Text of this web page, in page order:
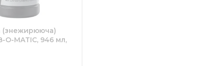
O-MATIC, 946 мл,